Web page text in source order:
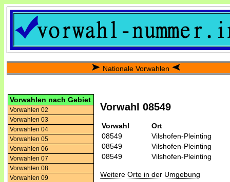
Nationale Vorwahlen
Vorwahlen nach Gebiet
Vorwahlen 02
Vorwahlen 03
Vorwahlen 04
Vorwahlen 05
Vorwahlen 06
Vorwahlen 07
Vorwahlen 08
Vorwahlen 09
Vorwahl 08549
Vorwahl
Ort
08549
Vilshofen-Pleinting
08549
Vilshofen-Pleinting
08549
Vilshofen-Pleinting
Weitere Orte in der Umgebung